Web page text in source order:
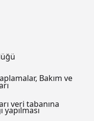
veri tabanına
Bakım ve